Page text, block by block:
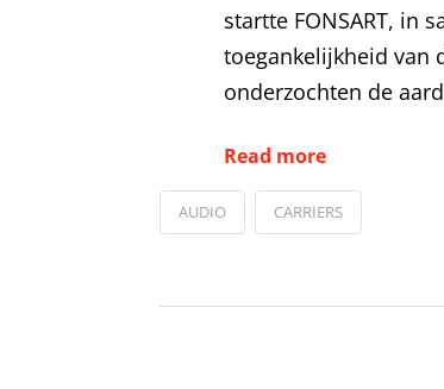
startte FONSART, in
toegankelijkheid van
onderzochten de
Read more
AUDIO CARRIERS